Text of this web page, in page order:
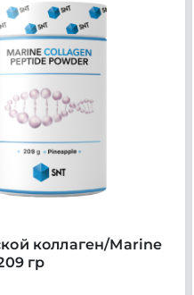
коллаген/Marine
гр